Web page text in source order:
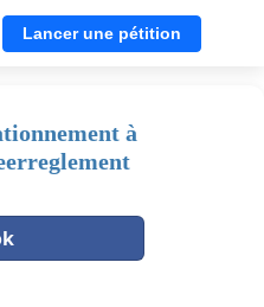
Lancer une pétition
à